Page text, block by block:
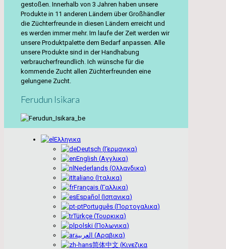
gestoßen. Innerhalb von 3 Jahren haben unsere
Produkte in 11 anderen Ländern über Großhändler
die Züchterfreunde in diesen Ländern erreicht und
es werden immer mehr. Im laufe der Zeit werden wir
unsere Produktpalette dem Bedarf anpassen. Alle
unsere Produkte sind in der Handhabung
verbraucherfreundlich. Ich wünsche für die
kommende Zucht allen Züchterfreunden eine
gelungene Zucht.
Ferudun Isikara
Ελληνικα
Deutsch (Γερμανικα)
English (Αγγλικα)
Nederlands (Ολλανδικα)
Italiano (Ιταλικα)
Français (Γαλλικα)
Español (Ισπανικα)
Português (Πορτογαλικα)
Türkçe (Τουρκικα)
polski (Πολωνικα)
العربية (Αραβικα)
简体中文 (Κινεζικα